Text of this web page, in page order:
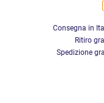
Consegna in
Ritiro
Spedizione